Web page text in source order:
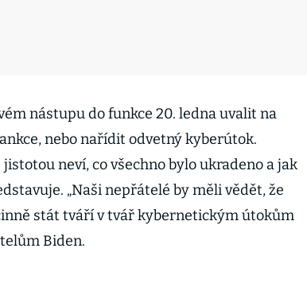
nástupu do funkce 20. ledna uvalit na
nebo nařídit odvetný kyberútok.
neví, co všechno bylo ukradeno a jak
„Naši nepřátelé by měli vědět, že
stát tváří v tvář kybernetickým útokům
Biden.